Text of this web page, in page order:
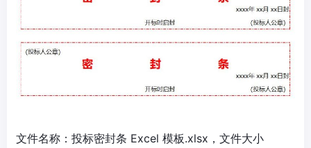
文件名称：投标密封条 Excel 模板.xlsx，文件大小